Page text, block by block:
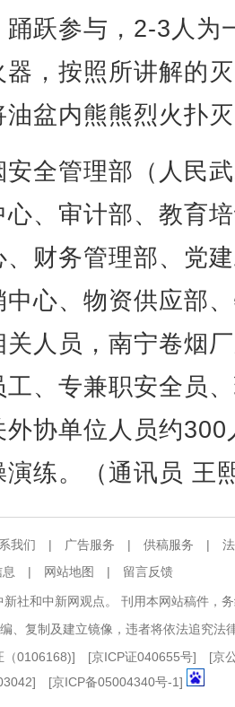
踊跃参与，2-3人为
，按照所讲解的
盆内熊熊烈火扑
全管理部（人民
、审计部、教育
财务管理部、党
心、物资供应部
关人员，南宁卷烟
工、专兼职安全员
外协单位人员约300
演练。（通讯员 王
我们 | 广告服务 | 供稿服务 |
| 网站地图 | 留言反馈
社和中新网观点。 刊用本网站稿件，
、复制及建立镜像，违者将依法追究法
（0106168)] [京ICP证040655号] [京
[京ICP备05004340号-1]